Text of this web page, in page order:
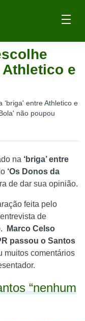
Athletico e
entre Athletico e
não poupou
na ‘briga’ entre
‘Os Donos da
de dar sua opinião.
feita pelo
de
Marco Celso
passou o Santos
muitos comentários
“nenhum